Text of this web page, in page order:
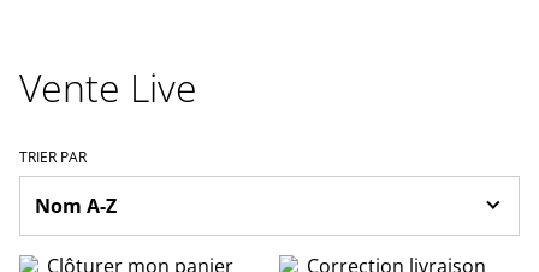
Vente Live
TRIER PAR